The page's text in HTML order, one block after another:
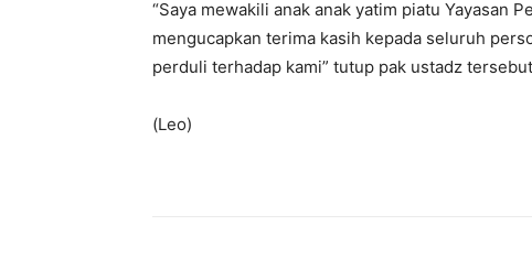
“Saya mewakili anak anak yatim piatu Yayasan
mengucapkan terima kasih kepada seluruh
perduli terhadap kami” tutup pak ustadz
(Leo)